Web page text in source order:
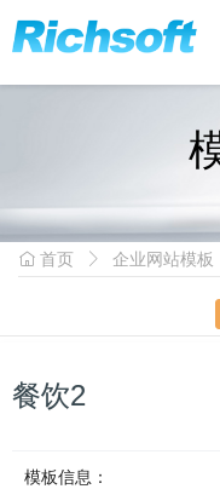
首页 企业网站模板
餐饮2
模板信息：